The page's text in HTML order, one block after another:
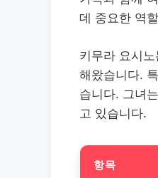
데 중요한 역
키무라 요시노
해왔습니다.
습니다. 그녀
고 있습니다.
항목